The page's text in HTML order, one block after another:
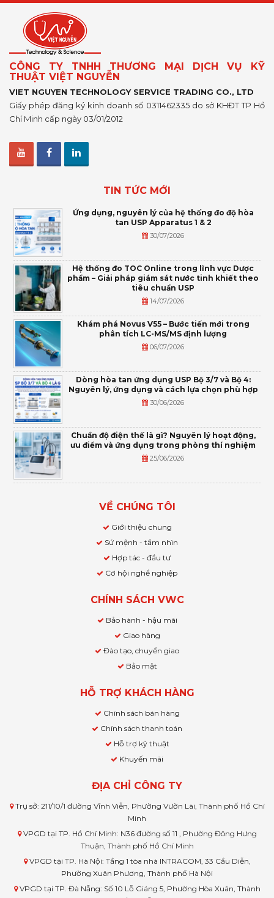
CÔNG TY TNHH THƯƠNG MẠI DỊCH VỤ KỸ
THUẬT VIỆT NGUYỄN
VIET NGUYEN TECHNOLOGY SERVICE TRADING CO., LTD
Giấy phép đăng ký kinh doanh số 0311462335 do sở KHĐT TP Hồ
Chí Minh cấp ngày 03/01/2012
TIN TỨC MỚI
Ứng dụng, nguyên lý của hệ thống đo độ hòa
tan USP Apparatus 1 & 2
30/07/2026
Hệ thống đo TOC Online trong lĩnh vực Dược
phẩm – Giải pháp giám sát nước tinh khiết theo
tiêu chuẩn USP
14/07/2026
Khám phá Novus V55 – Bước tiến mới trong
phân tích LC-MS/MS định lượng
06/07/2026
Dòng hòa tan ứng dụng USP Bộ 3/7 và Bộ 4:
Nguyên lý, ứng dụng và cách lựa chọn phù hợp
30/06/2026
Chuẩn độ điện thế là gì? Nguyên lý hoạt động,
ưu điểm và ứng dụng trong phòng thí nghiệm
25/06/2026
VỀ CHÚNG TÔI
Giới thiệu chung
Sứ mệnh - tầm nhìn
Hợp tác - đầu tư
Cơ hội nghề nghiệp
CHÍNH SÁCH VWC
Bảo hành - hậu mãi
Giao hàng
Đào tạo, chuyển giao
Bảo mật
HỖ TRỢ KHÁCH HÀNG
Chính sách bán hàng
Chính sách thanh toán
Hỗ trợ kỹ thuật
Khuyến mãi
ĐỊA CHỈ CÔNG TY
Trụ sở: 211/10/1 đường Vĩnh Viễn, Phường Vườn Lài, Thành phố Hồ Chí
Minh
VPGD tại TP. Hồ Chí Minh: N36 đường số 11 , Phường Đông Hưng
Thuận, Thành phố Hồ Chí Minh
VPGD tại TP. Hà Nội: Tầng 1 tòa nhà INTRACOM, 33 Cầu Diễn,
Phường Xuân Phương, Thành phố Hà Nội
VPGD tại TP. Đà Nẵng: Số 10 Lỗ Giáng 5, Phường Hòa Xuân, Thành